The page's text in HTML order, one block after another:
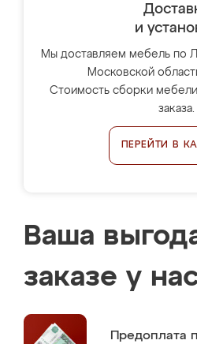
и
Мы доставляем мебель по
Московской
Стоимость сборки
заказа.
ПЕРЕЙТИ В
Ваша
заказе у
Предоплата